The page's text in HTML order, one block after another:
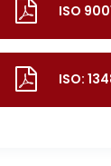
ISO
ISO: